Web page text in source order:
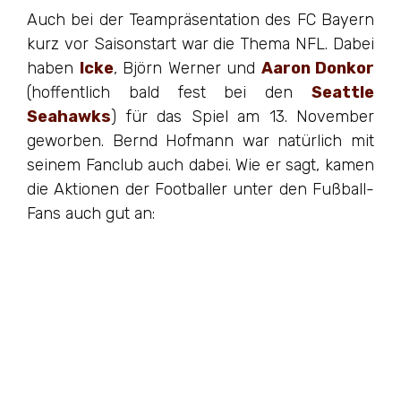
Auch bei der Teampräsentation des FC Bayern
kurz vor Saisonstart war die Thema NFL. Dabei
haben Icke, Björn Werner und Aaron Donkor
(hoffentlich bald fest bei den Seattle
Seahawks) für das Spiel am 13. November
geworben. Bernd Hofmann war natürlich mit
seinem Fanclub auch dabei. Wie er sagt, kamen
die Aktionen der Footballer unter den Fußball-
Fans auch gut an: